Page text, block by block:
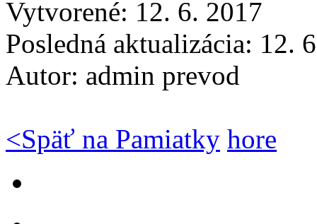
Vytvorené: 12. 6. 2017
Posledná aktualizácia: 12.
Autor: admin prevod
<Späť na Pamiatky hore